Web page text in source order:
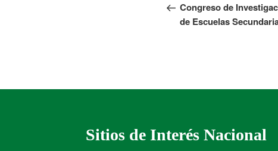
Congreso de
de Escuelas
Sitios de Interés Nacional